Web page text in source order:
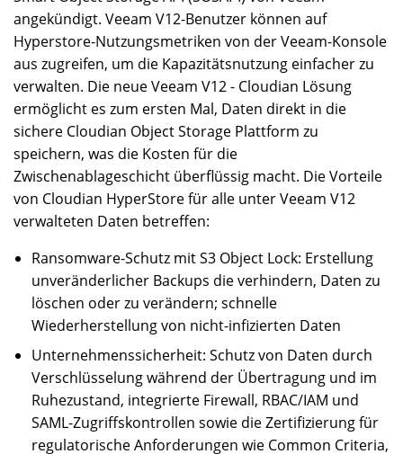
angekündigt. Veeam V12-Benutzer können auf
Hyperstore-Nutzungsmetriken von der Veeam-Konsole
aus zugreifen, um die Kapazitätsnutzung einfacher zu
verwalten. Die neue Veeam V12 - Cloudian Lösung
ermöglicht es zum ersten Mal, Daten direkt in die
sichere Cloudian Object Storage Plattform zu
speichern, was die Kosten für die
Zwischenablageschicht überflüssig macht. Die Vorteile
von Cloudian HyperStore für alle unter Veeam V12
verwalteten Daten betreffen:
Ransomware-Schutz mit S3 Object Lock: Erstellung
unveränderlicher Backups die verhindern, Daten zu
löschen oder zu verändern; schnelle
Wiederherstellung von nicht-infizierten Daten
Unternehmenssicherheit: Schutz von Daten durch
Verschlüsselung während der Übertragung und im
Ruhezustand, integrierte Firewall, RBAC/IAM und
SAML-Zugriffskontrollen sowie die Zertifizierung für
regulatorische Anforderungen wie Common Criteria,